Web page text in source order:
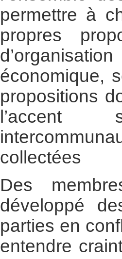
permettre à
propres
économique,
propositions
collectées
Des
développé
parties en
entendre